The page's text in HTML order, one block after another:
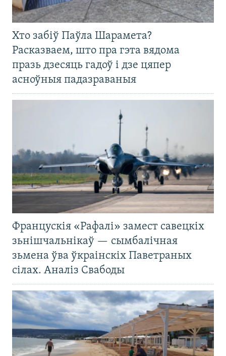
Хто забіў Паўла Шарамета?
Расказваем, што пра гэта вядома
празь дзесяць гадоў і дзе цяпер
асноўныя падазраваныя
Францускія «Рафалі» замест савецкіх
зьнішчальнікаў — сымбалічная
зьмена ўва ўкраінскіх Паветраных
сілах. Аналіз Свабоды